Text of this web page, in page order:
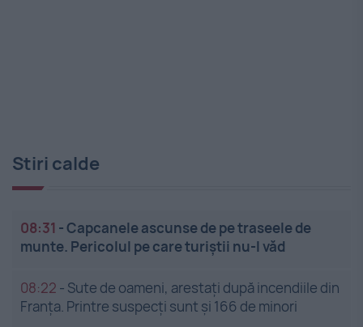
Stiri calde
08:31 -Capcanele ascunse de pe traseele de
munte. Pericolul pe care turiștii nu-l văd
08:22 - Sute de oameni, arestați după incendiile din
Franța. Printre suspecți sunt și 166 de minori